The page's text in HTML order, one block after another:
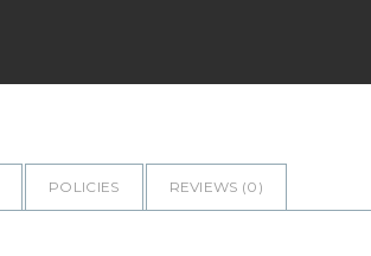
POLICIES REVIEWS (0 )